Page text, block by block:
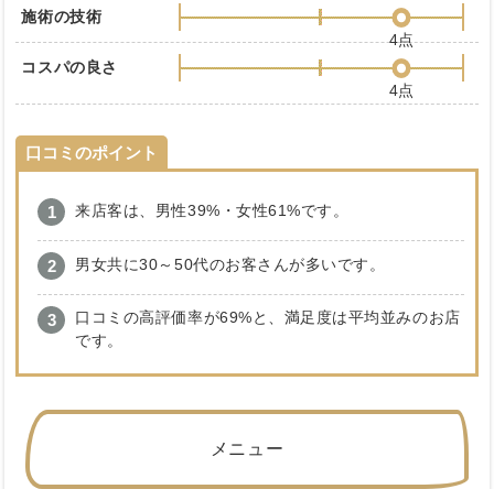
施術の技術
4点
コスパの良さ
4点
口コミのポイント
来店客は、男性39%・女性61%です。
男女共に30～50代のお客さんが多いです。
口コミの高評価率が69%と、満足度は平均並みのお店
です。
メニュー